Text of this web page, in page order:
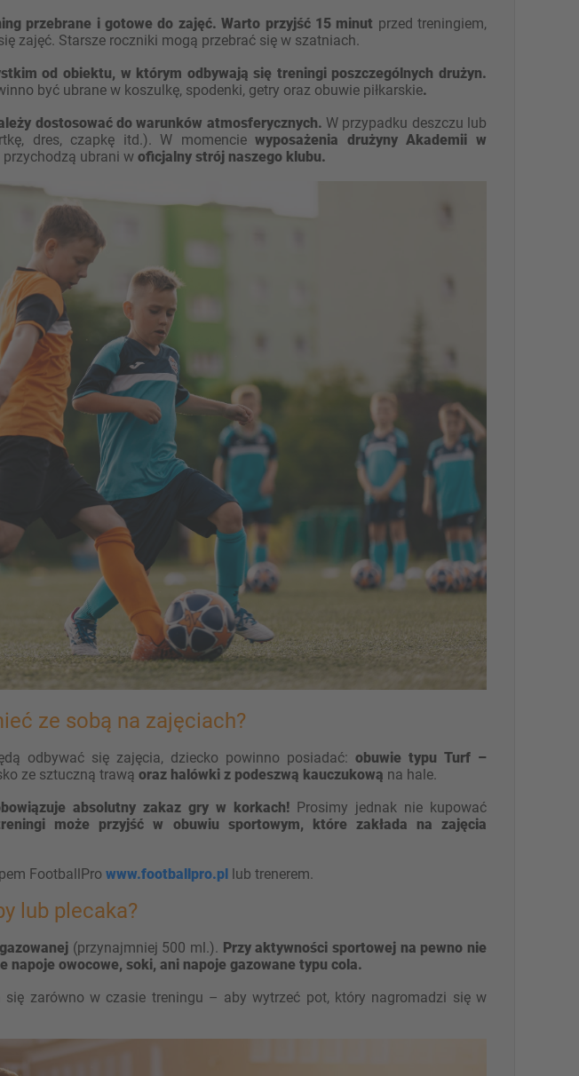
przebrane i gotowe do zajęć. Warto przyjść 15 minut przed treningiem,
zajęć. Starsze roczniki mogą przebrać się w szatniach.
od obiektu, w którym odbywają się treningi poszczególnych drużyn.
być ubrane w koszulkę, spodenki, getry oraz obuwie piłkarskie.
dostosować do warunków atmosferycznych. W przypadku deszczu lub
dres, czapkę itd.). W momenciewyposażenia drużyny Akademii w
przychodzą ubrani w oficjalny strój naszego klubu.
ze sobą na zajęciach?
odbywać się zajęcia, dziecko powinno posiadać: obuwie typu Turf –
ze sztuczną trawą oraz halówki z podeszwą kauczukową na hale.
absolutny zakaz gry w korkach! Prosimy jednak nie kupować
może przyjść w obuwiu sportowym, które zakłada na zajęcia
FootballPro www.footballpro.pl lub trenerem.
lub plecaka?
(przynajmniej 500 ml.). Przy aktywności sportowej na pewno nie
napoje owocowe, soki, ani napoje gazowane typu cola.
się zarówno w czasie treningu – aby wytrzeć pot, który nagromadzi się w